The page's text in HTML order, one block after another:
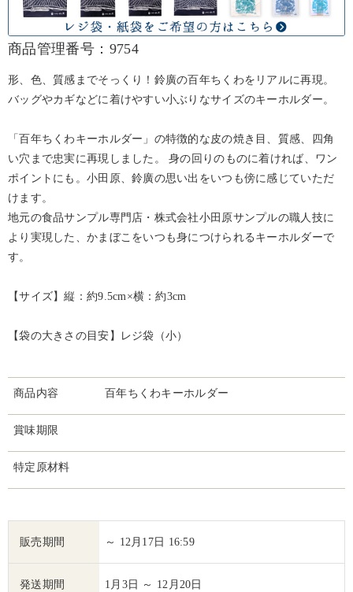
商品管理番号：9754
形、色、質感までそっくり！鈴廣の百年ちくわをリアルに再現。
バッグやカギなどに着けやすい小ぶりなサイズのキーホルダー。
「百年ちくわキーホルダー」の特徴的な皮の焼き目、質感、四角
い穴まで忠実に再現しました。 身の回りのものに着ければ、ワン
ポイントにも。小田原、鈴廣の思い出をいつも傍に感じていただ
けます。
地元の食品サンプル専門店・株式会社小田原サンプルの職人技に
より実現した、かまぼこをいつも身につけられるキーホルダーで
す。
【サイズ】縦：約9.5cm×横：約3cm
【袋の大きさの目安】レジ袋（小）
商品内容 百年ちくわキーホルダー
賞味期限
特定原材料
販売期間 ～ 12月17日 16:59
発送期間 1月3日 ～ 12月20日